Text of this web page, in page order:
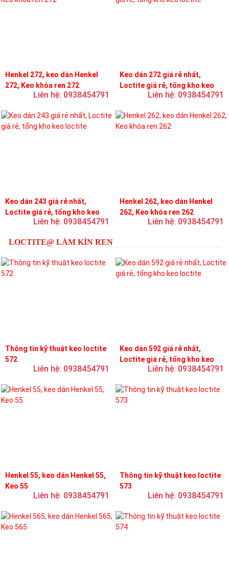
Henkel 272, keo dán Henkel
272, Keo khóa ren 272
Liên hệ: 0938454791
Keo dán 272 giá rẻ nhất,
Loctite giá rẻ, tổng kho keo
Liên hệ: 0938454791
Keo dán 243 giá rẻ nhất,
Loctite giá rẻ, tổng kho keo
Liên hệ: 0938454791
Henkel 262, keo dán Henkel
262, Keo khóa ren 262
Liên hệ: 0938454791
LOCTITE@ LÀM KÍN REN
Thông tin kỹ thuật keo loctite
572
Liên hệ: 0938454791
Keo dán 592 giá rẻ nhất,
Loctite giá rẻ, tổng kho keo
Liên hệ: 0938454791
Henkel 55, keo dán Henkel 55,
Keo 55
Liên hệ: 0938454791
Thông tin kỹ thuật keo loctite
573
Liên hệ: 0938454791